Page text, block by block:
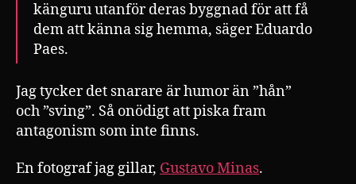
känguru utanför deras byggnad för att få
dem att känna sig hemma, säger Eduardo
Paes.
Jag tycker det snarare är humor än ”hån”
och ”sving”. Så onödigt att piska fram
antagonism som inte finns.
En fotograf jag gillar, Gustavo Minas.